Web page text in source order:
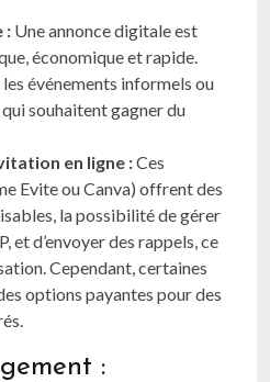
: Une annonce digitale est
économique et rapide.
événements informels ou
souhaitent gagner du
en ligne :Ces
Evite ou Canva) offrent des
la possibilité de gérer
et d’envoyer des rappels, ce
Cependant, certaines
options payantes pour des
: